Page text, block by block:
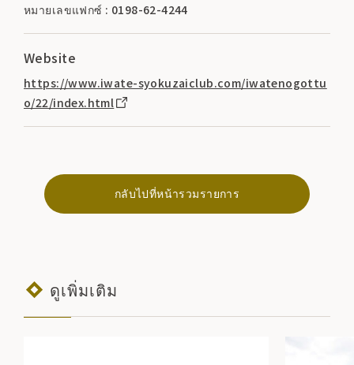
หมายเลขแฟกซ์ : 0198-62-4244
Website
https://www.iwate-syokuzaiclub.com/iwatenogottu
o/22/index.html
กลับไปที่หน้ารวมรายการ
ดูเพิ่มเติม